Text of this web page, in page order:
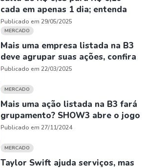
cada em apenas 1 dia; entenda
Publicado em 29/05/2025
MERCADO
Mais uma empresa listada na B3
deve agrupar suas ações, confira
Publicado em 22/03/2025
MERCADO
Mais uma ação listada na B3 fará
grupamento? SHOW3 abre o jogo
Publicado em 27/11/2024
MERCADO
Taylor Swift ajuda serviços, mas